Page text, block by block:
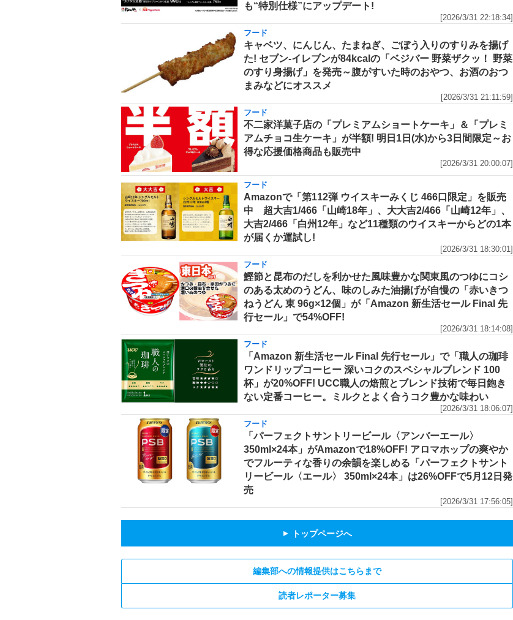
も“特別仕様”にアップデート!
[2026/3/31 22:18:34]
フード
キャベツ、にんじん、たまねぎ、ごぼう入りのすりみを揚げ
た! セブン‐イレブンが84kcalの「ベジバー 野菜ザクッ！ 野菜
のすり身揚げ」を発売～腹がすいた時のおやつ、お酒のおつ
まみなどにオススメ
[2026/3/31 21:11:59]
フード
不二家洋菓子店の「プレミアムショートケーキ」＆「プレミ
アムチョコ生ケーキ」が半額! 明日1日(水)から3日間限定～お
得な応援価格商品も販売中
[2026/3/31 20:00:07]
フード
Amazonで「第112弾 ウイスキーみくじ 466口限定」を販売
中 超大吉1/466「山崎18年」、大大吉2/466「山崎12年」、
大吉2/466「白州12年」など11種類のウイスキーからどの1本
が届くか運試し!
[2026/3/31 18:30:01]
フード
鰹節と昆布のだしを利かせた風味豊かな関東風のつゆにコシ
のある太めのうどん、味のしみた油揚げが自慢の「赤いきつ
ねうどん 東 96g×12個」が「Amazon 新生活セール Final 先
行セール」で54%OFF!
[2026/3/31 18:14:08]
フード
「Amazon 新生活セール Final 先行セール」で「職人の珈琲
ワンドリップコーヒー 深いコクのスペシャルブレンド 100
杯」が20%OFF! UCC職人の焙煎とブレンド技術で毎日飽き
ない定番コーヒー。ミルクとよく合うコク豊かな味わい
[2026/3/31 18:06:07]
フード
「パーフェクトサントリービール〈アンバーエール〉
350ml×24本」がAmazonで18%OFF! アロマホップの爽やか
でフルーティな香りの余韻を楽しめる「パーフェクトサント
リービール〈エール〉 350ml×24本」は26%OFFで5月12日発
売
[2026/3/31 17:56:05]
▲ トップページへ
編集部への情報提供はこちらまで
読者レポーター募集